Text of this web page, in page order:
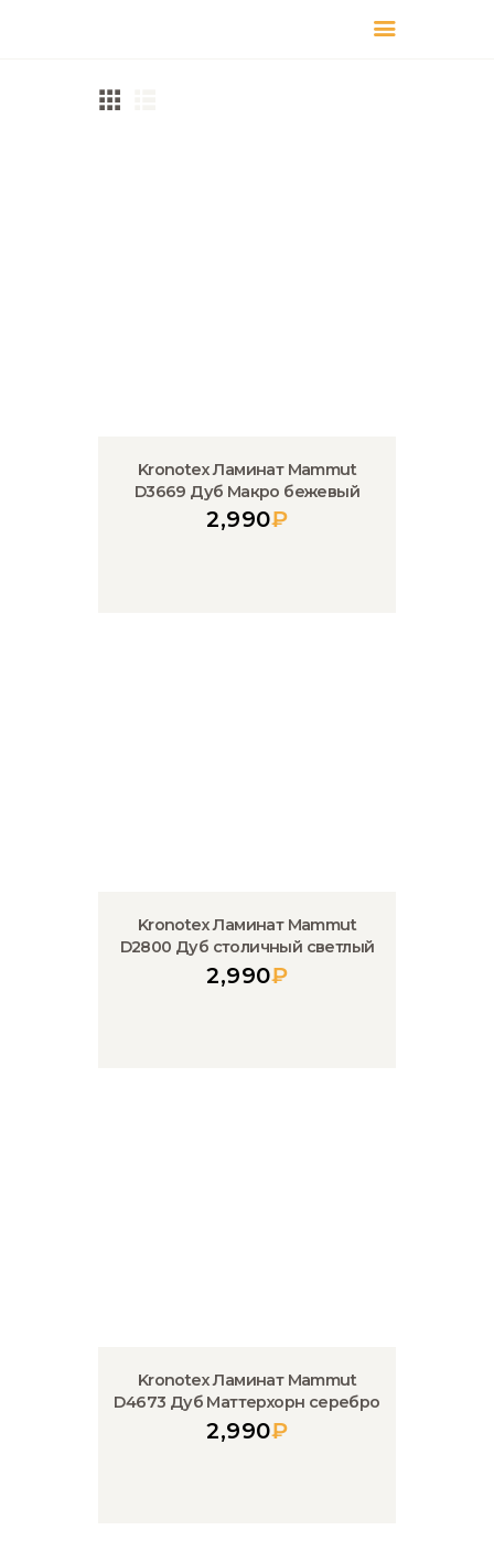
ДОСТАВКА
Kronotex Ламинат Mammut
D3669 Дуб Макро бежевый
2,990₽
Kronotex Ламинат Mammut
D2800 Дуб столичный светлый
2,990₽
Kronotex Ламинат Mammut
D4673 Дуб Маттерхорн серебро
2,990₽